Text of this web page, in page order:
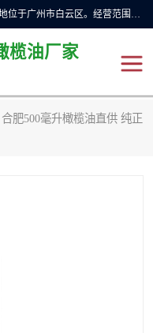
广州维圣橄榄油有限公司成立于2013年，注册地位于广州市白云区。经营范围包括饲料原料销售;畜牧渔业饲料销售;化妆品批发;贸易经纪;食品进出口等，主要产品有：橄榄果渣油，橄榄油，纯橄榄油等。
榄油厂家
合肥500毫升橄榄油直供 纯正